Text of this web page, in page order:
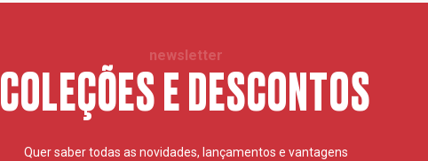
newsletter
COLEÇÕES E DESCONTOS
Quer saber todas as novidades, lançamentos e vantagens